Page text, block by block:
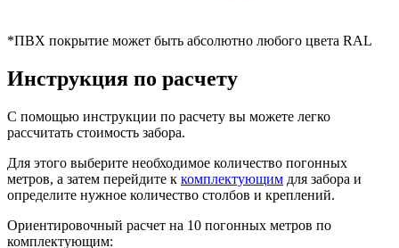
*ПВХ покрытие может быть абсолютно любого цвета RAL
Инструкция по расчету
С помощью инструкции по расчету вы можете легко
рассчитать стоимость забора.
Для этого выберите необходимое количество погонных
метров, а затем перейдите к комплектующим для забора и
определите нужное количество столбов и креплений.
Ориентировочный расчет на 10 погонных метров по
комплектующим: